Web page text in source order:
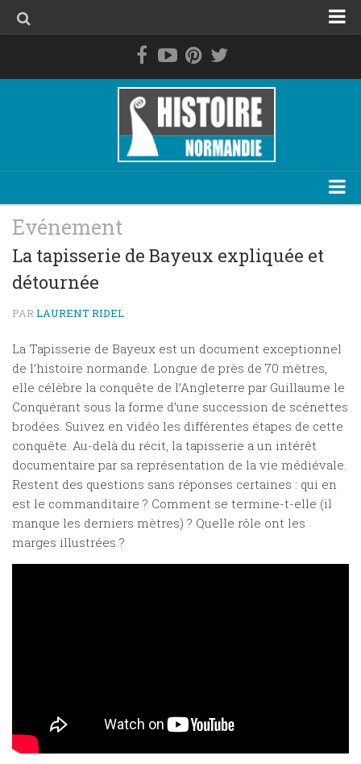
La Normandie avant les Normands
Le duché de Normandie
La Normandie de 1469 à 1789
La Normandie contemporaine
Personnage
Evénement
Lieu
Thématique
Evénement
La tapisserie de Bayeux expliquée et
détournée
PARLAURENT RIDEL ·
La Tapisserie de Bayeux est un document exceptionnel
de l’histoire normande. Longue de près de 70 mètres,
elle célèbre la conquête de l’Angleterre par Guillaume le
Conquérant sous la forme d’une succession de scénettes
brodées. Suivez en vidéo les différentes étapes de cette
conquête. Au-delà du récit, la tapisserie a un intérêt
documentaire par sa représentation de la vie médiévale.
Restent des questions sans réponses certaines : qui en
est le commanditaire ? Comment se termine-t-elle (il
manque les derniers mètres) ? Quelle rôle ont les
marges illustrées ?